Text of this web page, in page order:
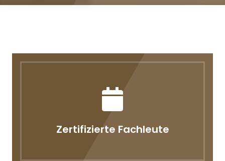
Zertifizierte Fachleute